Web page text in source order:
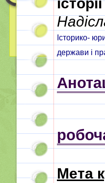
Історико-
держави і
Мета